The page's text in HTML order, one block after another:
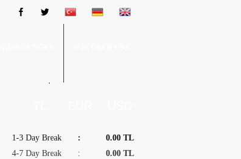
1-3 Day Break :
0.00 TL
4-7 Day Break
:
0.00 TL